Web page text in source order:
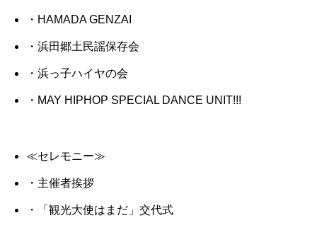
・HAMADA GENZAI
・浜田郷土民謡保存会
・浜っ子ハイヤの会
・MAY HIPHOP SPECIAL DANCE UNIT!!!
≪セレモニー≫
・主催者挨拶
・「観光大使はまだ」交代式